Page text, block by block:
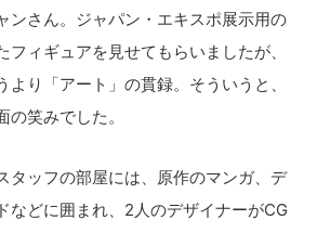
ンさん。ジャパン・エキスポ展示用の
フィギュアを見せてもらいましたが、
より「アート」の貫録。そういうと、
笑みでした。
タッフの部屋には、原作のマンガ、デ
などに囲まれ、2人のデザイナーがCG